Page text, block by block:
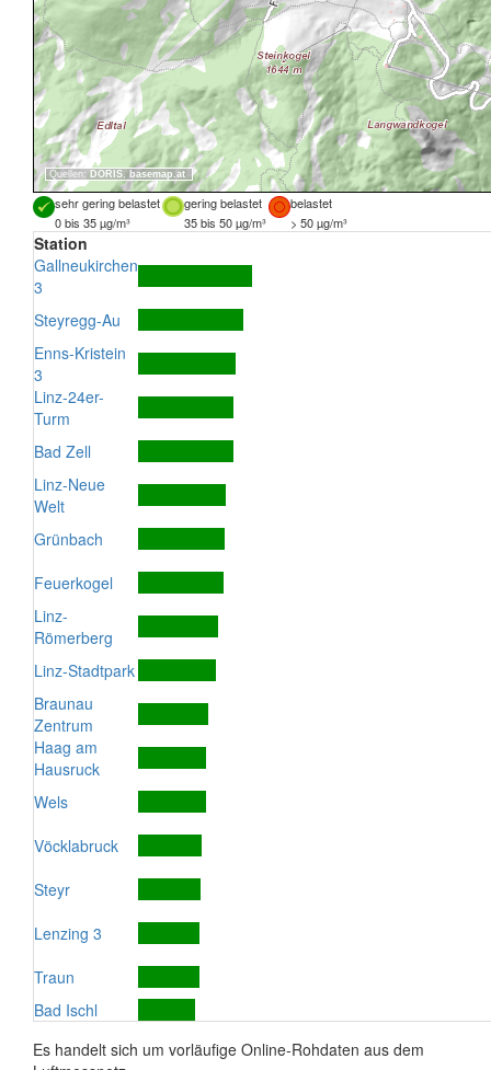
Quellen: DORIS, basemap.at
sehr gering belastet gering belastet
belastet
0 bis 35 µg/m³
35 bis 50 µg/m³ > 50 µg/m³
Station
Gallneukirchen
3
Steyregg-Au
Enns-Kristein
3
Linz-24er-
Turm
Bad Zell
Linz-Neue
Welt
Grünbach
Feuerkogel
Linz-
Römerberg
Linz-Stadtpark
Braunau
Zentrum
Haag am
Hausruck
Wels
Vöcklabruck
Steyr
Lenzing 3
Traun
Bad Ischl
Es handelt sich um vorläufige Online-Rohdaten aus dem